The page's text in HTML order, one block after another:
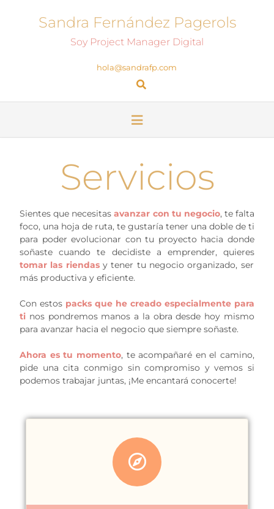
Sandra Fernández Pagerols
Soy Project Manager Digital
hola@sandrafp.com
Servicios
Sientes que necesitas avanzar con tu negocio, te falta
foco, una hoja de ruta, te gustaría tener una doble de ti
para poder evolucionar con tu proyecto hacia donde
soñaste cuando te decidiste a emprender, quieres
tomar las riendasy tener tu negocio organizado, ser
más productiva y eficiente.
Con estos packs que he creado especialmente para
ti nos pondremos manos a la obra desde hoy mismo
para avanzar hacia el negocio que siempre soñaste.
Ahora es tu momento, te acompañaré en el camino,
pide una cita conmigo sin compromiso y vemos si
podemos trabajar juntas, ¡Me encantará conocerte!